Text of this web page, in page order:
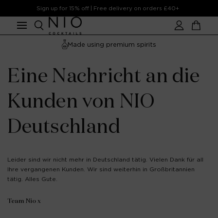
Skip to
content
Sign up for 15% off | Free delivery on orders £40+
Account
Cart
Made using premium spirits
Eine Nachricht an die
Kunden von NIO
Deutschland
Leider sind wir nicht mehr in Deutschland tätig. Vielen Dank für all
Ihre vergangenen Kunden. Wir sind weiterhin in Großbritannien
tätig. Alles Gute.
Team Nio x